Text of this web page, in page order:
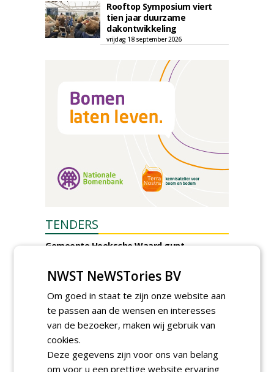
Rooftop Symposium viert
tien jaar duurzame
dakontwikkeling
vrijdag 18 september 2026
TENDERS
Gemeente Hoeksche Waard gunt
vrijdag 7 augustus 2026
Gemeente Tilburg gunt raamovereenkomst
kap en herplant bomen aan J. van Esch.
vrijdag 7 augustus 2026
Gemeente Nissewaard gunt eeheer en
onderhoud openbare verlichting (OVL)
gemeenten Voorne aan Zee en Nissewaard
aan Ünsal Infratechniek.
NWST NeWSTories BV
Om goed in staat te zijn onze website aan
te passen aan de wensen en interesses
van de bezoeker, maken wij gebruik van
cookies.
Deze gegevens zijn voor ons van belang
om voor u een prettige website ervaring